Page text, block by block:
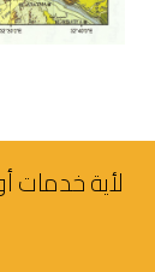
لأية خدمات